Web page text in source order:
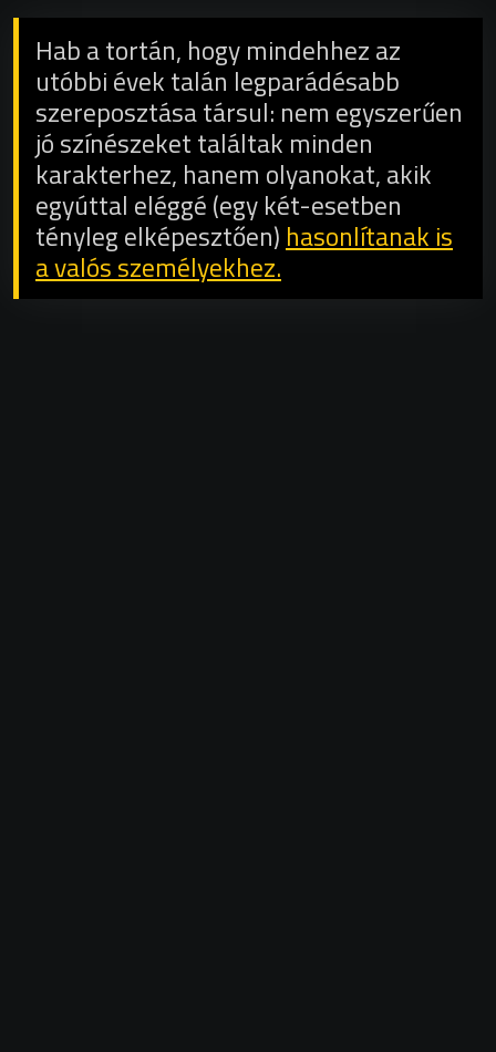
Hab a tortán, hogy mindehhez az
utóbbi évek talán legparádésabb
szereposztása társul: nem egyszerűen
jó színészeket találtak minden
karakterhez, hanem olyanokat, akik
egyúttal eléggé (egy két-esetben
tényleg elképesztően) hasonlítanak is
a valós személyekhez.